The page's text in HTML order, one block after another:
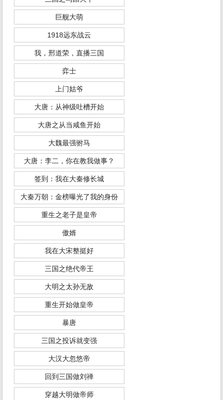
巨舰大萌
1918远东战云
我，邢道荣，直播三国
弈士
上门姑爷
大唐：从神级吐槽开始
大唐之从当咸鱼开始
大魏最强驸马
大唐：李二，你在教我做事？
签到：我在大秦修长城
大秦万朝：金榜曝光了我的身份
重生之老子是皇帝
傲婿
我在大宋整挺好
三国之绝代帝王
大明之太孙无敌
重生开始做皇帝
暴唐
三国之投诉就变强
大汉大忽悠帝
回到三国做刘禅
穿越大明做帝师